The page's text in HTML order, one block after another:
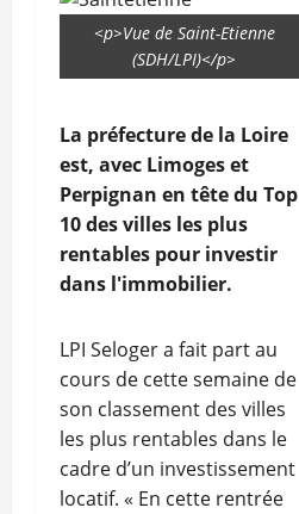
<p>Vue de Saint-Etienne
(SDH/LPI)</p>
La préfecture de la Loire
est, avec Limoges et
Perpignan en tête du Top
10 des villes les plus
rentables pour investir
dans l'immobilier.
LPI Seloger a fait part au
cours de cette semaine de
son classement des villes
les plus rentables dans le
cadre d’un investissement
locatif. « En cette rentrée